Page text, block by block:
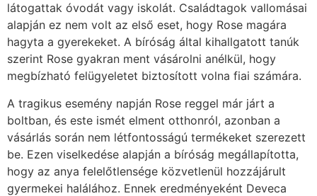
látogattak óvodát vagy iskolát. Családtagok vallomásai
alapján ez nem volt az első eset, hogy Rose magára
hagyta a gyerekeket. A bíróság által kihallgatott tanúk
szerint Rose gyakran ment vásárolni anélkül, hogy
megbízható felügyeletet biztosított volna fiai számára.
A tragikus esemény napján Rose reggel már járt a
boltban, és este ismét elment otthonról, azonban a
vásárlás során nem létfontosságú termékeket szerezett
be. Ezen viselkedése alapján a bíróság megállapította,
hogy az anya felelőtlensége közvetlenül hozzájárult
gyermekei halálához. Ennek eredményeként Deveca